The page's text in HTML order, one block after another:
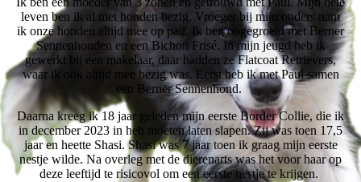
leven ben ik al met honden bezig. Vroeger bij mijn ouders nam
ik onze honden altijd mee op pad. Ik ben opgegroeid met Berner
Sennenhonden en een Bichon Frisé. In mijn jeugd heb ik
gewerkt bij een makelaar, daar hadden ze Flatcoat Retrievers,
waar ik ook altijd mee bezig was. Eerst heb ik met Paul samen
een Berner Sennenhond.
Daarna kreeg ik 18 jaar geleden mijn eerste Border Collie, die ik
in december 2023 in heb moeten laten slapen. Zij was toen 17,5
jaar en heette Shasi. Shasi was 7 jaar toen ik graag mijn eerste
nestje wilde. Na overleg met de dierenarts was het voor haar op
deze leeftijd te risicovol om een eerste nestje te krijgen.